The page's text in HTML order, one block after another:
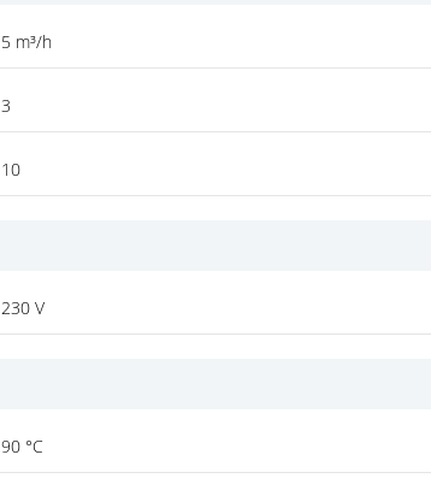
5 m³/h
3
10
230 V
90 °C